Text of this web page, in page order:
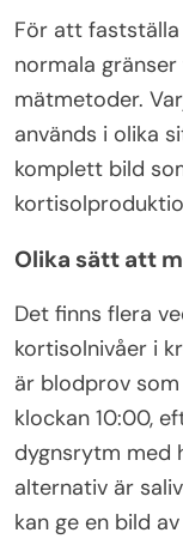
För att
normala
mätmetoder.
används i olika
komplett bild
Olika sätt att
Det finns flera
kortisolnivåer i
är blodprov
klockan 10:00,
dygnsrytm med
alternativ är
kan ge en bild